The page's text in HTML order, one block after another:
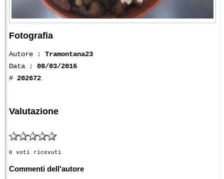
Fotografia
Autore : Tramontana23
Data : 08/03/2016
# 202672
Valutazione
0 voti ricevuti
Commenti dell'autore